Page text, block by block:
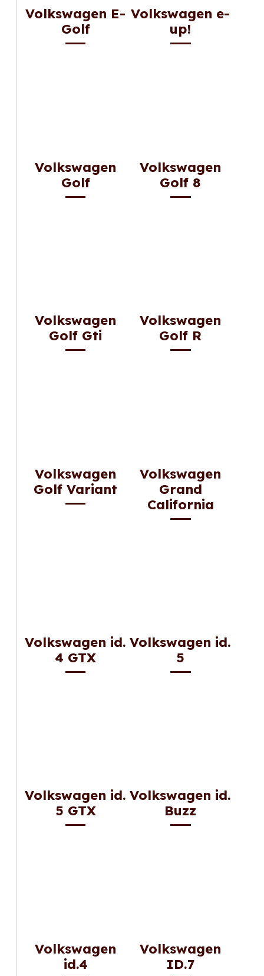
Volkswagen E-
Golf
Volkswagen e-
up!
Volkswagen
Golf
Volkswagen
Golf 8
Volkswagen
Golf Gti
Volkswagen
Golf R
Volkswagen
Golf Variant
Volkswagen
Grand
California
Volkswagen id.
4 GTX
Volkswagen id.
5
Volkswagen id.
5 GTX
Volkswagen id.
Buzz
Volkswagen
id.4
Volkswagen
ID.7